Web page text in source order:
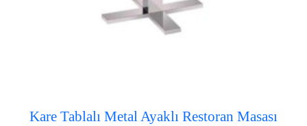
Kare Tablalı Metal Ayaklı Restoran Masası